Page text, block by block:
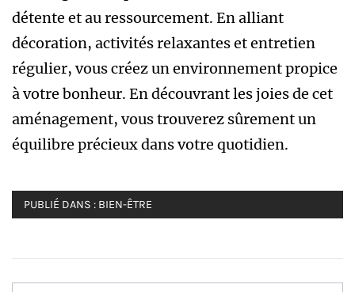
détente et au ressourcement. En alliant
décoration, activités relaxantes et entretien
régulier, vous créez un environnement propice
à votre bonheur. En découvrant les joies de cet
aménagement, vous trouverez sûrement un
équilibre précieux dans votre quotidien.
PUBLIÉ DANS : BIEN-ÊTRE